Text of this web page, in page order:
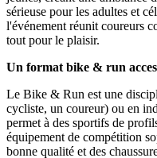
sérieuse pour les adultes et
l'événement réunit coureurs
tout pour le plaisir.
Un format bike & run
Le Bike & Run est une
cycliste, un coureur) ou en
permet à des sportifs de
équipement de compétition
bonne qualité et des